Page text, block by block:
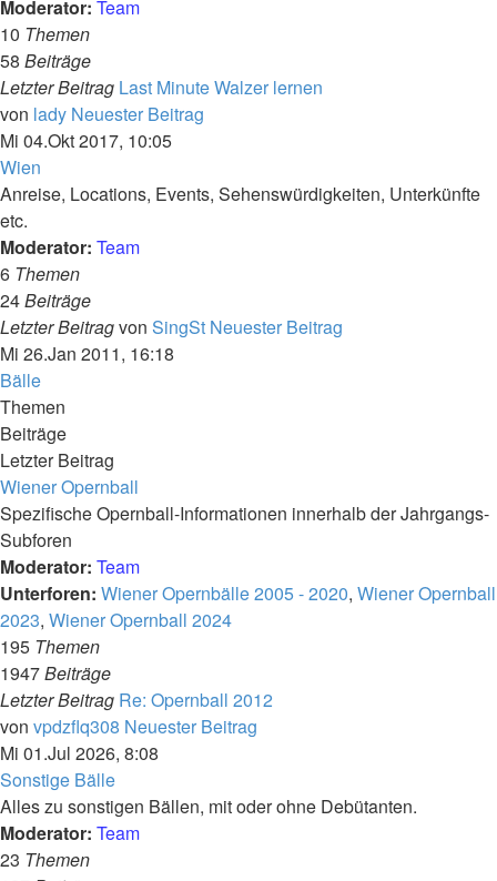
Moderator: Team
10 Themen
58 Beiträge
Letzter Beitrag Last Minute Walzer lernen
von lady Neuester Beitrag
Mi 04.Okt 2017, 10:05
Wien
Anreise, Locations, Events, Sehenswürdigkeiten, Unterkünfte
etc.
Moderator: Team
6 Themen
24Beiträge
Letzter Beitragvon SingSt Neuester Beitrag
Mi 26.Jan 2011, 16:18
Bälle
Themen
Beiträge
Letzter Beitrag
Wiener Opernball
Spezifische Opernball-Informationen innerhalb der Jahrgangs-
Subforen
Moderator: Team
Unterforen: Wiener Opernbälle 2005 - 2020, Wiener Opernball
2023, Wiener Opernball 2024
195 Themen
1947Beiträge
Letzter Beitrag Re: Opernball 2012
von vpdzflq308 Neuester Beitrag
Mi 01.Jul 2026, 8:08
Sonstige Bälle
Alles zu sonstigen Bällen, mit oder ohne Debütanten.
Moderator: Team
23 Themen